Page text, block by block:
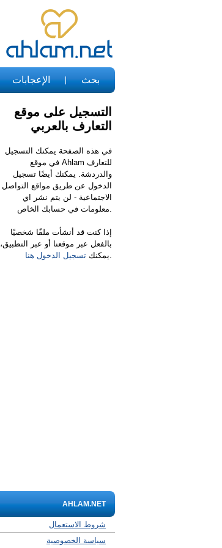
بحث الإعجابات
التسجيل على موقع
التعارف بالعربي
في هذه الصفحة يمكنك التسجيل
في موقع Ahlam للتعارف
والدردشة. يمكنك أيضًا تسجيل
الدخول عن طريق مواقع التواصل
الاجتماعية - لن يتم نشر اي
معلومات في حسابك الخاص.
إذا كنت قد أنشأت ملفًا شخصيًا
بالفعل عبر موقعنا أو عبر التطبيق،
يمكنك تسجيل الدخول هنا .
AHLAM.NET
شروط الاستعمال
سياسة الخصوصية